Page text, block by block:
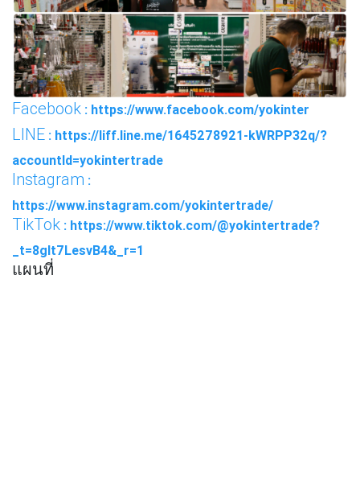
Facebook : https://www.facebook.com/yokinter
LINE : https://liff.line.me/1645278921-kWRPP32q/?
accountId=yokintertrade
Instagram :
https://www.instagram.com/yokintertrade/
TikTok : https://www.tiktok.com/@yokintertrade?
_t=8glt7LesvB4&_r=1
แผนที่